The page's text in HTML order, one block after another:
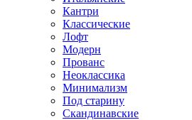
Кантри
Классические
Лофт
Модерн
Прованс
Неоклассика
Минимализм
Под старину
Скандинавские